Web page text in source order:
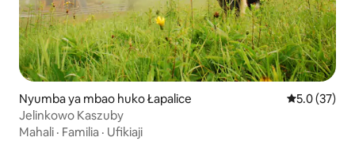
Nyumba ya mbao huko Łapalice Ukadiriaji
5.0 (37)
Jelinkowo Kaszuby
Mahali · Familia · Ufikiaji